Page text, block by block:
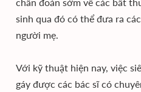
sinh qua đó có thể đưa ra
người mẹ.
Với kỹ thuật hiện nay, việc
gáy được các bác sĩ có